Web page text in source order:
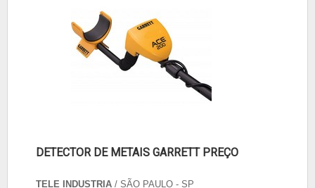
DETECTOR DE METAIS GARRETT PREÇO
TELE INDUSTRIA / SÃO PAULO - SP